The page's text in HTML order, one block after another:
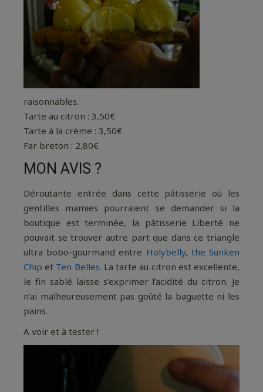
raisonnables.
Tarte au citron : 3,50€
Tarte à la crème : 3,50€
Far breton : 2,80€
MON AVIS ?
Déroutante entrée dans cette pâtisserie où les
gentilles mamies pourraient se demander si la
boutique est terminée, la pâtisserie Liberté ne
pouvait se trouver autre part que dans ce triangle
ultra bobo-gourmand entre Holybelly, the Sunken
Chip et Ten Belles. La tarte au citron est excellente,
le fin sablé laisse s’exprimer l’acidité du citron. Je
n’ai malheureusement pas goûté la baguette ni les
pains.
A voir et à tester !